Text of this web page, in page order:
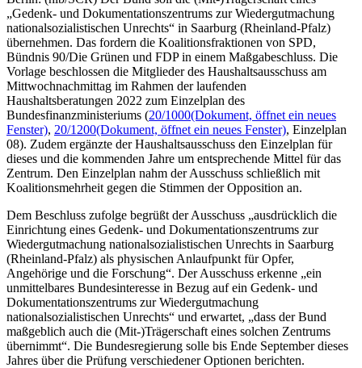
„Gedenk- und Dokumentationszentrums zur Wiedergutmachung
nationalsozialistischen Unrechts“ in Saarburg (Rheinland-Pfalz)
übernehmen. Das fordern die Koalitionsfraktionen von SPD,
Bündnis 90/Die Grünen und FDP in einem Maßgabeschluss. Die
Vorlage beschlossen die Mitglieder des Haushaltsausschuss am
Mittwochnachmittag im Rahmen der laufenden
Haushaltsberatungen 2022 zum Einzelplan des
Bundesfinanzministeriums (20/1000(Dokument, öffnet ein neues
Fenster), 20/1200(Dokument, öffnet ein neues Fenster), Einzelplan
08). Zudem ergänzte der Haushaltsausschuss den Einzelplan für
dieses und die kommenden Jahre um entsprechende Mittel für das
Zentrum. Den Einzelplan nahm der Ausschuss schließlich mit
Koalitionsmehrheit gegen die Stimmen der Opposition an.
Dem Beschluss zufolge begrüßt der Ausschuss „ausdrücklich die
Einrichtung eines Gedenk- und Dokumentationszentrums zur
Wiedergutmachung nationalsozialistischen Unrechts in Saarburg
(Rheinland-Pfalz) als physischen Anlaufpunkt für Opfer,
Angehörige und die Forschung“. Der Ausschuss erkenne „ein
unmittelbares Bundesinteresse in Bezug auf ein Gedenk- und
Dokumentationszentrums zur Wiedergutmachung
nationalsozialistischen Unrechts“ und erwartet, „dass der Bund
maßgeblich auch die (Mit-)Trägerschaft eines solchen Zentrums
übernimmt“. Die Bundesregierung solle bis Ende September dieses
Jahres über die Prüfung verschiedener Optionen berichten.